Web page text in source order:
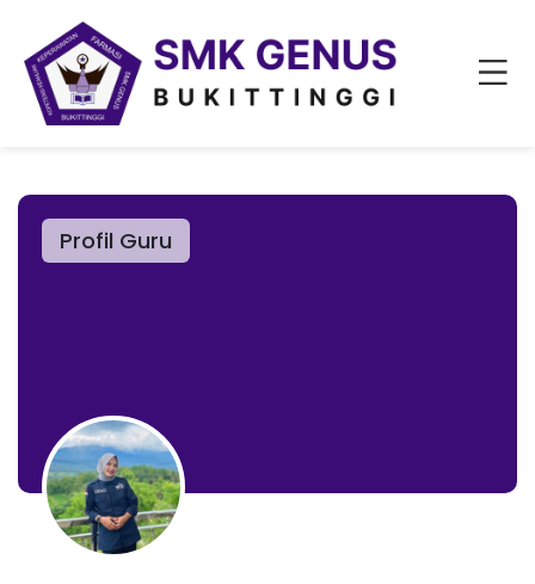
Profil Guru